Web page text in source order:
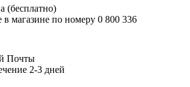
(бесплатно)
в магазине по номеру 0 800 336
Почты
2-3 дней